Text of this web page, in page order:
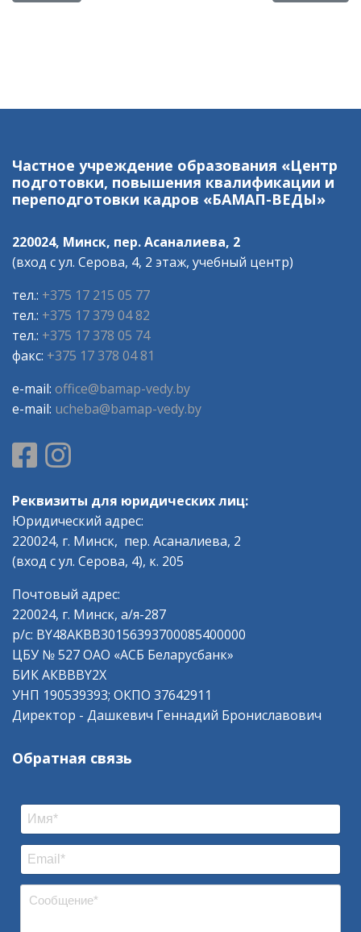
Частное учреждение образования «Центр
подготовки, повышения квалификации и
переподготовки кадров «БАМАП-ВЕДЫ»
220024, Минск, пер. Асаналиева, 2
(вход с ул. Серова, 4, 2 этаж, учебный центр)
тел.: +375 17 215 05 77
тел.: +375 17 379 04 82
тел.: +375 17 378 05 74
факс: +375 17 378 04 81
e-mail: office@bamap-vedy.by
e-mail: ucheba@bamap-vedy.by
Реквизиты для юридических лиц:
Юридический адрес:
220024, г. Минск, пер. Асаналиева, 2
(вход с ул. Серова, 4), к. 205
Почтовый адрес:
220024, г. Минск, а/я-287
р/с: BY48AKBB30156393700085400000
ЦБУ № 527 ОАО «АСБ Беларусбанк»
БИК АКВВBY2Х
УНП 190539393; ОКПО 37642911
Директор - Дашкевич Геннадий Брониславович
Обратная связь